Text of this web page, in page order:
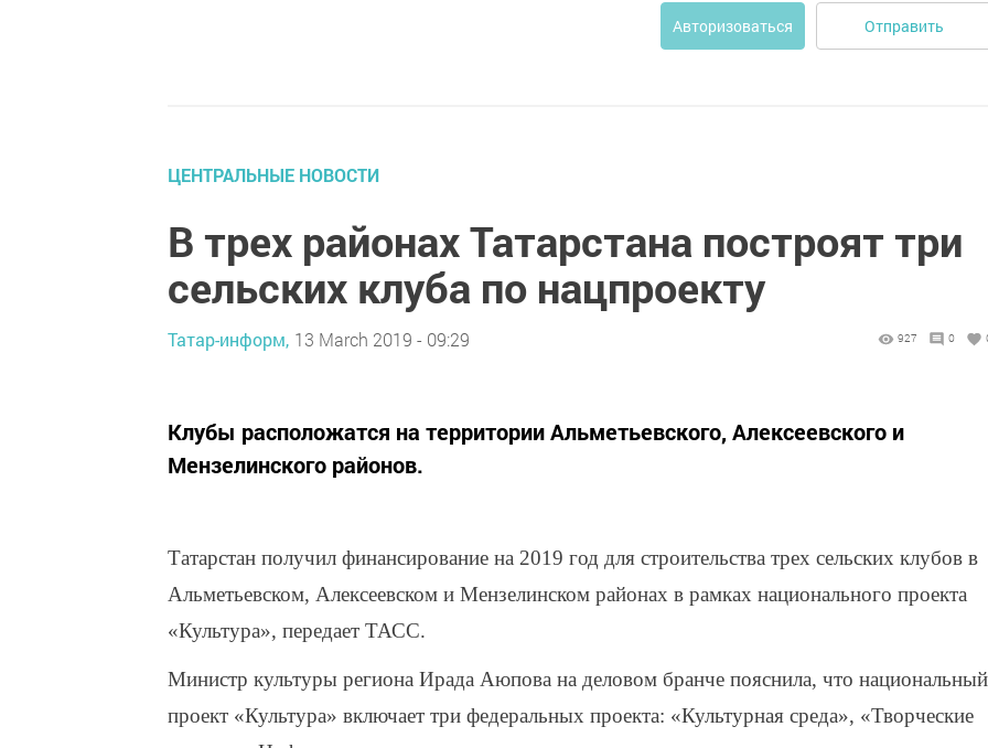
Авторизоваться Отправить
ЦЕНТРАЛЬНЫЕ НОВОСТИ
В трех районах Татарстана построят три
сельских клуба по нацпроекту
Татар-информ, 13 March 2019 - 09:29 927 0
Клубы расположатся на территории Альметьевского, Алексеевского и
Мензелинского районов.
Татарстан получил финансирование на 2019 год для строительства трех сельских клубов в
Альметьевском, Алексеевском и Мензелинском районах в рамках национального проекта
«Культура», передает ТАСС.
Министр культуры региона Ирада Аюпова на деловом бранче пояснила, что национальный
проект «Культура» включает три федеральных проекта: «Культурная среда», «Творческие